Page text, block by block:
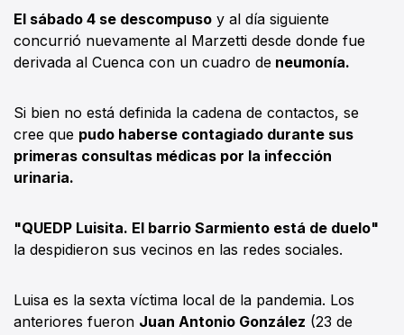
El sábado 4 se descompuso y al día siguiente
concurrió nuevamente al Marzetti desde donde fue
derivada al Cuenca con un cuadro de neumonía.
Si bien no está definida la cadena de contactos, se
cree que pudo haberse contagiado durante sus
primeras consultas médicas por la infección
urinaria.
"QUEDP Luisita. El barrio Sarmiento está de duelo"
la despidieron sus vecinos en las redes sociales.
Luisa es la sexta víctima local de la pandemia. Los
anteriores fueron Juan Antonio González (23 de